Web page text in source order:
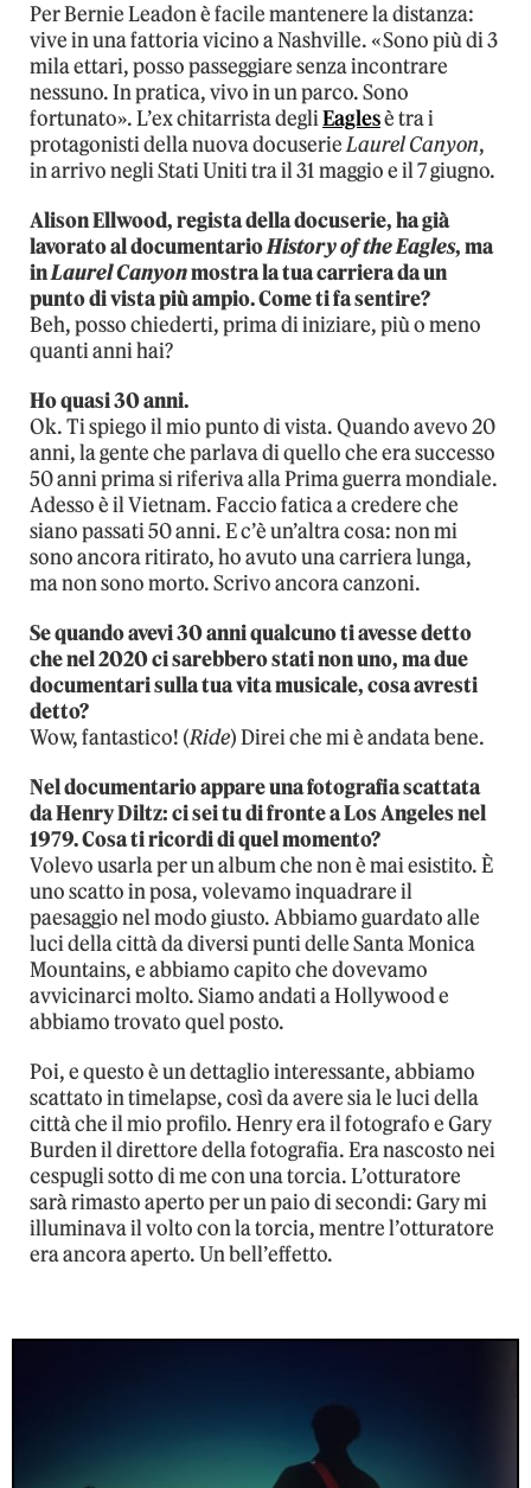
Per Bernie Leadon è facile mantenere la distanza:
vive in una fattoria vicino a Nashville. «Sono più di 3
mila ettari, posso passeggiare senza incontrare
nessuno. In pratica, vivo in un parco. Sono
fortunato». L’ex chitarrista degliEaglesè tra i
protagonisti della nuova docuserieLaurel Canyon,
in arrivo negli Stati Uniti tra il 31 maggio e il 7 giugno.
Alison Ellwood, regista della docuserie, ha già
lavorato al documentarioHistory of the Eagles, ma
inLaurel Canyonmostra la tua carriera da un
punto di vista più ampio. Come ti fa sentire?
Beh, posso chiederti, prima di iniziare, più o meno
quanti anni hai?
Ho quasi 30 anni.
Ok. Ti spiego il mio punto di vista. Quando avevo 20
anni, la gente che parlava di quello che era successo
50 anni prima si riferiva alla Prima guerra mondiale.
Adesso è il Vietnam. Faccio fatica a credere che
siano passati 50 anni. E c’è un’altra cosa: non mi
sono ancora ritirato, ho avuto una carriera lunga,
ma non sono morto. Scrivo ancora canzoni.
Se quando avevi 30 anni qualcuno ti avesse detto
che nel 2020 ci sarebbero stati non uno, ma due
documentari sulla tua vita musicale, cosa avresti
detto?
Wow, fantastico! (Ride) Direi che mi è andata bene.
Nel documentario appare una fotografia scattata
da Henry Diltz: ci sei tu di fronte a Los Angeles nel
1979. Cosa ti ricordi di quel momento?
Volevo usarla per un album che non è mai esistito. È
uno scatto in posa, volevamo inquadrare il
paesaggio nel modo giusto. Abbiamo guardato alle
luci della città da diversi punti delle Santa Monica
Mountains, e abbiamo capito che dovevamo
avvicinarci molto. Siamo andati a Hollywood e
abbiamo trovato quel posto.
Poi, e questo è un dettaglio interessante, abbiamo
scattato in timelapse, così da avere sia le luci della
città che il mio profilo. Henry era il fotografo e Gary
Burden il direttore della fotografia. Era nascosto nei
cespugli sotto di me con una torcia. L’otturatore
sarà rimasto aperto per un paio di secondi: Gary mi
illuminava il volto con la torcia, mentre l’otturatore
era ancora aperto. Un bell’effetto.